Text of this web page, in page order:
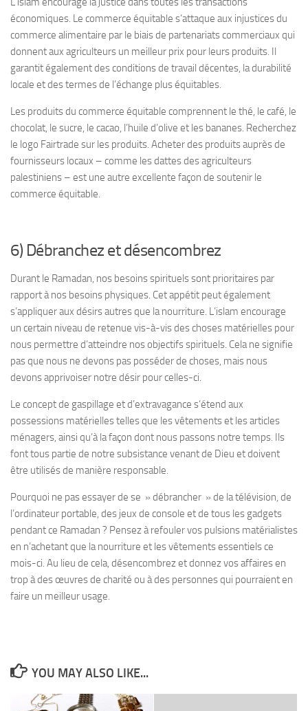
économiques. Le commerce équitable s’attaque aux injustices du
commerce alimentaire par le biais de partenariats commerciaux qui
donnent aux agriculteurs un meilleur prix pour leurs produits. Il
garantit également des conditions de travail décentes, la durabilité
locale et des termes de l’échange plus équitables.
Les produits du commerce équitable comprennent le thé, le café, le
chocolat, le sucre, le cacao, l’huile d’olive et les bananes. Recherchez
le logo Fairtrade sur les produits. Acheter des produits auprès de
fournisseurs locaux – comme les dattes des agriculteurs
palestiniens – est une autre excellente façon de soutenir le
commerce équitable.
6) Débranchez et désencombrez
Durant le Ramadan, nos besoins spirituels sont prioritaires par
rapport à nos besoins physiques. Cet appétit peut également
s’appliquer aux désirs autres que la nourriture. L’islam encourage
un certain niveau de retenue vis-à-vis des choses matérielles pour
nous permettre d’atteindre nos objectifs spirituels. Cela ne signifie
pas que nous ne devons pas posséder de choses, mais nous
devons apprivoiser notre désir pour celles-ci.
Le concept de gaspillage et d’extravagance s’étend aux
possessions matérielles telles que les vêtements et les articles
ménagers, ainsi qu’à la façon dont nous passons notre temps. Ils
font tous partie de notre subsistance venant de Dieu et doivent
être utilisés de manière responsable.
Pourquoi ne pas essayer de se » débrancher » de la télévision, de
l’ordinateur portable, des jeux de console et de tous les gadgets
pendant ce Ramadan ? Pensez à refouler vos pulsions matérialistes
en n’achetant que la nourriture et les vêtements essentiels ce
mois-ci. Au lieu de cela, désencombrez et donnez vos affaires en
trop à des œuvres de charité ou à des personnes qui pourraient en
faire un meilleur usage.
YOU MAY ALSO LIKE...